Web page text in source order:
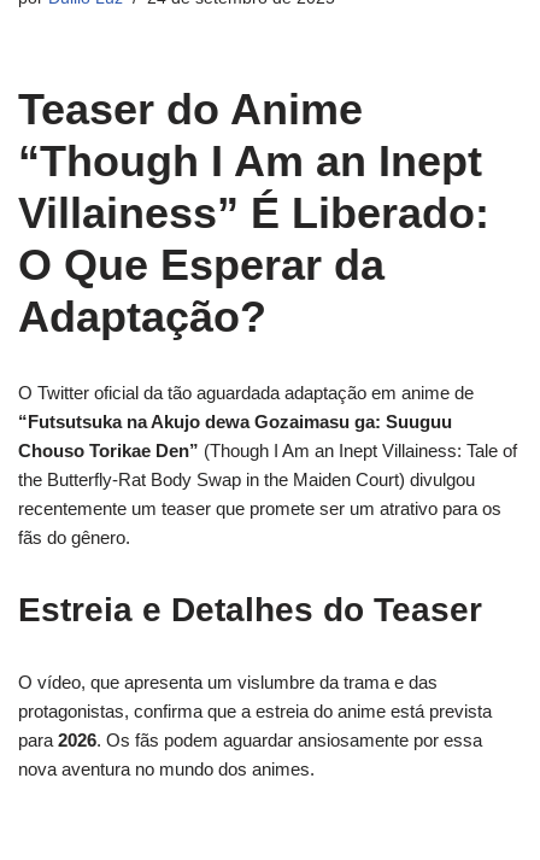
Teaser do Anime
“Though I Am an Inept
Villainess” É Liberado:
O Que Esperar da
Adaptação?
O Twitter oficial da tão aguardada adaptação em anime de
“Futsutsuka na Akujo dewa Gozaimasu ga: Suuguu
Chouso Torikae Den” (Though I Am an Inept Villainess: Tale of
the Butterfly-Rat Body Swap in the Maiden Court) divulgou
recentemente um teaser que promete ser um atrativo para os
fãs do gênero.
Estreia e Detalhes do Teaser
O vídeo, que apresenta um vislumbre da trama e das
protagonistas, confirma que a estreia do anime está prevista
para 2026. Os fãs podem aguardar ansiosamente por essa
nova aventura no mundo dos animes.